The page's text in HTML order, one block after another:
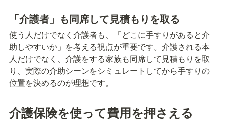
「介護者」も同席して見積もりを取る
使う人だけでなく介護者も、「どこに手すりがあると介
助しやすいか」を考える視点が重要です。介護される本
人だけでなく、介護をする家族も同席して見積もりを取
り、実際の介助シーンをシミュレートしてから手すりの
位置を決めるのが理想です。
介護保険を使って費用を押さえる